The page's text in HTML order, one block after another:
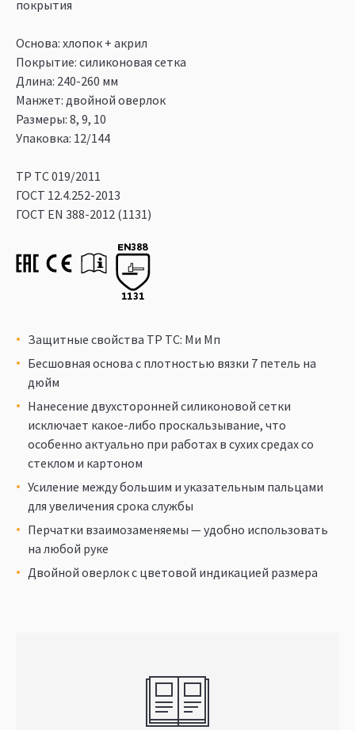
покрытия
Основа: хлопок + акрил
Покрытие: силиконовая сетка
Длина: 240-260 мм
Манжет: двойной оверлок
Размеры: 8, 9, 10
Упаковка: 12/144
ТР ТС 019/2011
ГОСТ 12.4.252-2013
ГОСТ EN 388-2012 (1131)
Защитные свойства ТР ТС: Ми Мп
Бесшовная основа с плотностью вязки 7 петель на
дюйм
Нанесение двухсторонней силиконовой сетки
исключает какое-либо проскальзывание, что
особенно актуально при работах в сухих средах со
стеклом и картоном
Усиление между большим и указательным пальцами
для увеличения срока службы
Перчатки взаимозаменяемы — удобно использовать
на любой руке
Двойной оверлок с цветовой индикацией размера